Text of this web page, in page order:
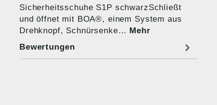
Sicherheitsschuhe S1P schwarzSchließt
und öffnet mit BOA®, einem System aus
Drehknopf, Schnürsenke… Mehr
Bewertungen